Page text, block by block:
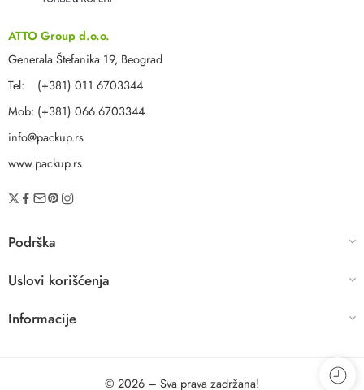
ATTO Group d.o.o.
Generala Štefanika 19, Beograd
Tel: (+381) 011 6703344
Mob: (+381) 066 6703344
info@packup.rs
www.packup.rs
Podrška
Uslovi korišćenja
Informacije
© 2026 – Sva prava zadržana!